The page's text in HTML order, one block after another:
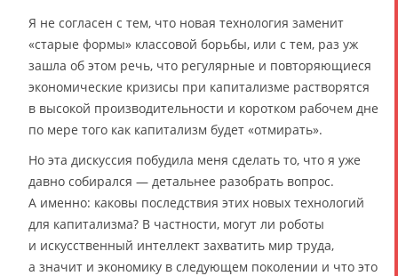
Я не согласен с тем, что новая технология заменит
«старые формы» классовой борьбы, или с тем, раз уж
зашла об этом речь, что регулярные и повторяющиеся
экономические кризисы при капитализме растворятся
в высокой производительности и коротком рабочем дне
по мере того как капитализм будет «отмирать».
Но эта дискуссия побудила меня сделать то, что я уже
давно собирался — детальнее разобрать вопрос.
А именно: каковы последствия этих новых технологий
для капитализма? В частности, могут ли роботы
и искусственный интеллект захватить мир труда,
а значит и экономику в следующем поколении и что это